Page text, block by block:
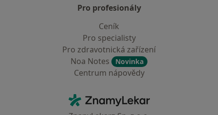
Pro profesionály
Ceník
Pro specialisty
Pro zdravotnická zařízení
Noa Notes
Novinka
Centrum nápovědy
ZnamyLekar - Hlavní stránka